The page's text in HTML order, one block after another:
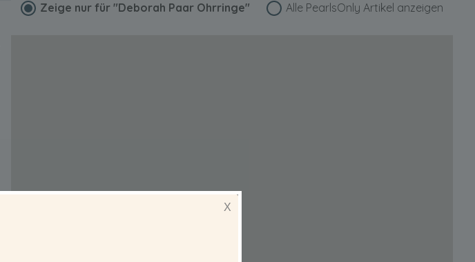
Zeige nur für "Deborah Paar Ohrringe" Alle PearlsOnly Artikel anzeigen
X